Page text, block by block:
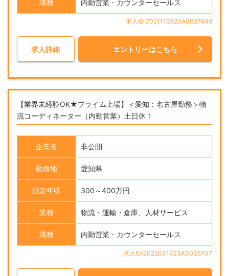
職種 内勤営業・カウンターセールス
求人ID:2021110823A0027648
求人詳細 エントリーはこちら
【業界未経験OK★プライム上場】＜愛知：名古屋勤務＞物
流コーディネーター（内勤営業）土日休！
企業名 非公開
勤務地 愛知県
想定年収 300～400万円
業種 物流・運輸・倉庫、人材サービス
職種 内勤営業・カウンターセールス
求人ID:2022031423A0035707